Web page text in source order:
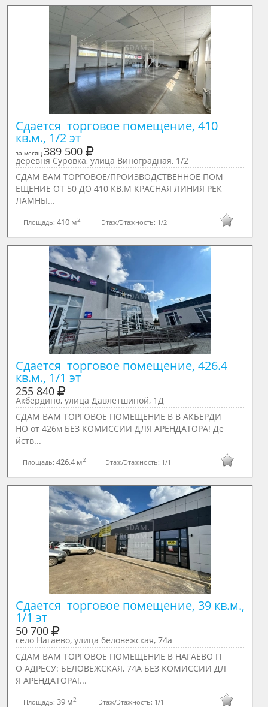
Сдается  торговое помещение, 410
кв.м., 1/2 эт
за месяц 389 500
деревня Суровка, улица Виноградная, 1/2
СДАМ ВАМ ТОРГОВОЕ/ПРОИЗВОДСТВЕННОЕ ПОМ
ЕЩЕНИЕ ОТ 50 ДО 410 КВ.М КРАСНАЯ ЛИНИЯ РЕК
ЛАМНЫ...
Площадь: 410 м2 Этаж/Этажность: 1/2
Сдается  торговое помещение, 426.4
кв.м., 1/1 эт
255 840
Акбердино, улица Давлетшиной, 1Д
СДАМ ВАМ ТОРГОВОЕ ПОМЕЩЕНИЕ В В АКБЕРДИ
НО от 426м БЕЗ КОМИССИИ ДЛЯ АРЕНДАТОРА! Де
йств...
Площадь: 426.4 м2 Этаж/Этажность: 1/1
Сдается  торговое помещение, 39 кв.м.,
1/1 эт
50 700
село Нагаево, улица беловежская, 74а
СДАМ ВАМ ТОРГОВОЕ ПОМЕЩЕНИЕ В НАГАЕВО П
О АДРЕСУ: БЕЛОВЕЖСКАЯ, 74А БЕЗ КОМИССИИ ДЛ
Я АРЕНДАТОРА!...
Площадь:39 м2 Этаж/Этажность: 1/1